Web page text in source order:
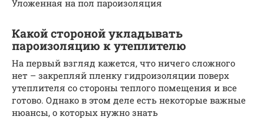
Уложенная на пол пароизоляция
Какой стороной укладывать
пароизоляцию к утеплителю
На первый взгляд кажется, что ничего сложного
нет – закрепляй пленку гидроизоляции поверх
утеплителя со стороны теплого помещения и все
готово. Однако в этом деле есть некоторые важные
нюансы, о которых нужно знать